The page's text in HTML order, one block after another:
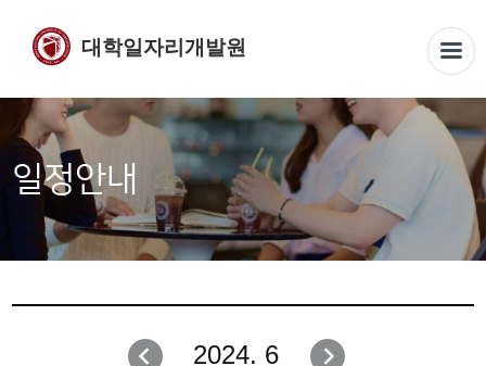
대학일자리개발원
일정안내
2024. 6